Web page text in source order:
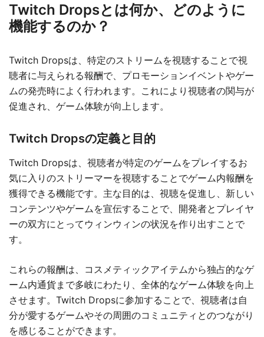
Twitch Dropsとは何か、どのように
機能するのか？
Twitch Dropsは、特定のストリームを視聴することで視
聴者に与えられる報酬で、プロモーションイベントやゲー
ムの発売時によく行われます。これにより視聴者の関与が
促進され、ゲーム体験が向上します。
Twitch Dropsの定義と目的
Twitch Dropsは、視聴者が特定のゲームをプレイするお
気に入りのストリーマーを視聴することでゲーム内報酬を
獲得できる機能です。主な目的は、視聴を促進し、新しい
コンテンツやゲームを宣伝することで、開発者とプレイヤ
ーの双方にとってウィンウィンの状況を作り出すことで
す。
これらの報酬は、コスメティックアイテムから独占的なゲ
ーム内通貨まで多岐にわたり、全体的なゲーム体験を向上
させます。Twitch Dropsに参加することで、視聴者は自
分が愛するゲームやその周囲のコミュニティとのつながり
を感じることができます。